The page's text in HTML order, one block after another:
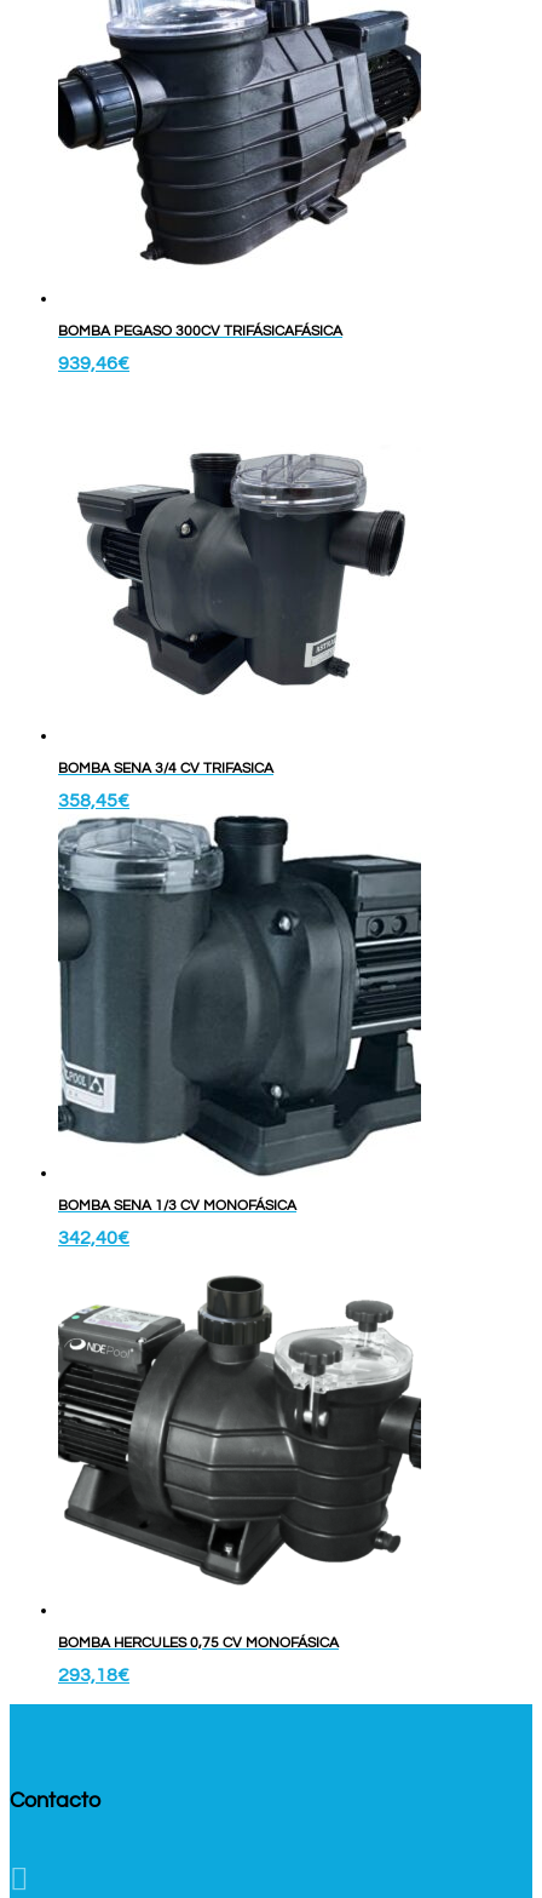
BOMBA PEGASO 300CV TRIFÁSICAFÁSICA
939,46€
BOMBA SENA 3/4 CV TRIFASICA
358,45€
BOMBA SENA 1/3 CV MONOFÁSICA
342,40€
BOMBA HERCULES 0,75 CV MONOFÁSICA
293,18€
Contacto
